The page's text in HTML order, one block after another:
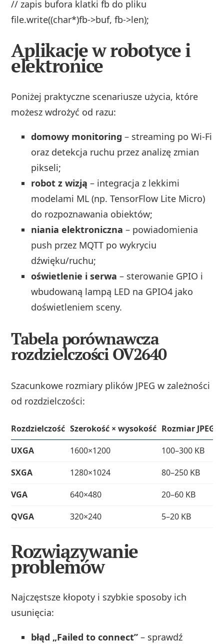
// zapis bufora klatki fb do pliku
file.write((char*)fb->buf, fb->len);
Aplikacje w robotyce i
elektronice
Poniżej praktyczne scenariusze użycia, które
możesz wdrożyć od razu:
domowy monitoring – streaming po Wi‑Fi
oraz detekcja ruchu przez analizę zmian
pikseli;
robot z wizją – integracja z lekkimi
modelami ML (np. TensorFlow Lite Micro)
do rozpoznawania obiektów;
niania elektroniczna – powiadomienia
push przez MQTT po wykryciu
dźwięku/ruchu;
oświetlenie i serwa – sterowanie GPIO i
wbudowaną lampą LED na GPIO4 jako
doświetleniem sceny.
Tabela porównawcza
rozdzielczości OV2640
Szacunkowe rozmiary plików JPEG w zależności
od rozdzielczości:
Rozdzielczość Szerokość × wysokość Rozmiar JPEG
UXGA
1600×1200
100–300 KB
SXGA
1280×1024
80–250 KB
VGA
640×480
20–60 KB
QVGA
320×240 5–20 KB
Rozwiązywanie
problemów
Najczęstsze kłopoty i szybkie sposoby ich
usunięcia:
błąd „Failed to connect” – sprawdź